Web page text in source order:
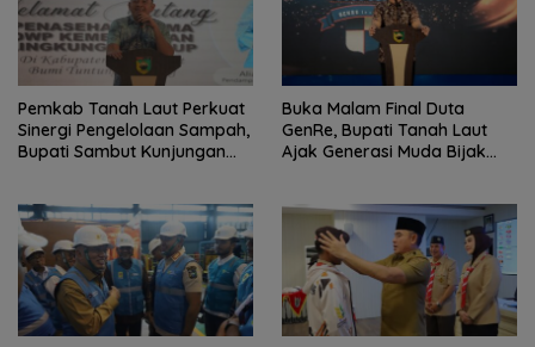
Pemkab Tanah Laut Perkuat
Sinergi Pengelolaan Sampah,
Bupati Sambut Kunjungan
Buka Malam Final Duta
GenRe, Bupati Tanah Laut
Ajak Generasi Muda Bijak